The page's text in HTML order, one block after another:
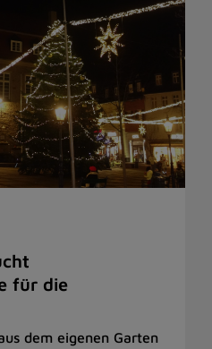
für die
dem eigenen Garten